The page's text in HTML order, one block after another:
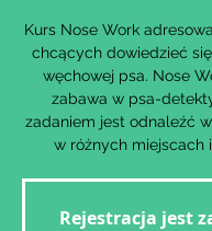
Kurs Nose Work
chcących dowiedzieć
węchowej psa. Nose
zabawa w psa-
zadaniem jest odnaleźć
w różnych miejscach
Rejestracja jest